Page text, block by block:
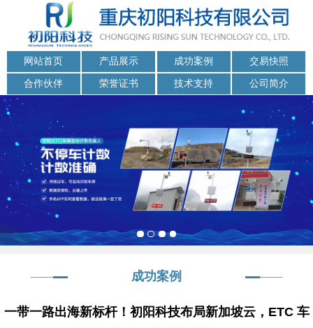
网站首页 产品展示 成功案例 交易快照
合作伙伴 荣誉证书 技术支持 公司简介
成功案例
一带一路出海新标杆！初阳科技布局新加坡云，ETC 车